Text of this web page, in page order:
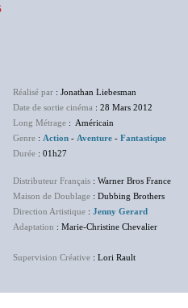
Réalisé par : Jonathan Liebesman
Date de sortie cinéma : 28 Mars 2012
Long Métrage : Américain
Genre : Action - Aventure - Fantastique
Durée : 01h27
Distributeur Français : Warner Bros France
Maison de Doublage : Dubbing Brothers
Direction Artistique : Jenny Gerard
Adaptation : Marie-Christine Chevalier
Supervision Créative : Lori Rault